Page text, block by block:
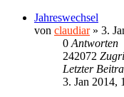
Jahreswechsel
von claudiar» 3.
0 Antworten
242072
Letzter
3. Jan 2014,